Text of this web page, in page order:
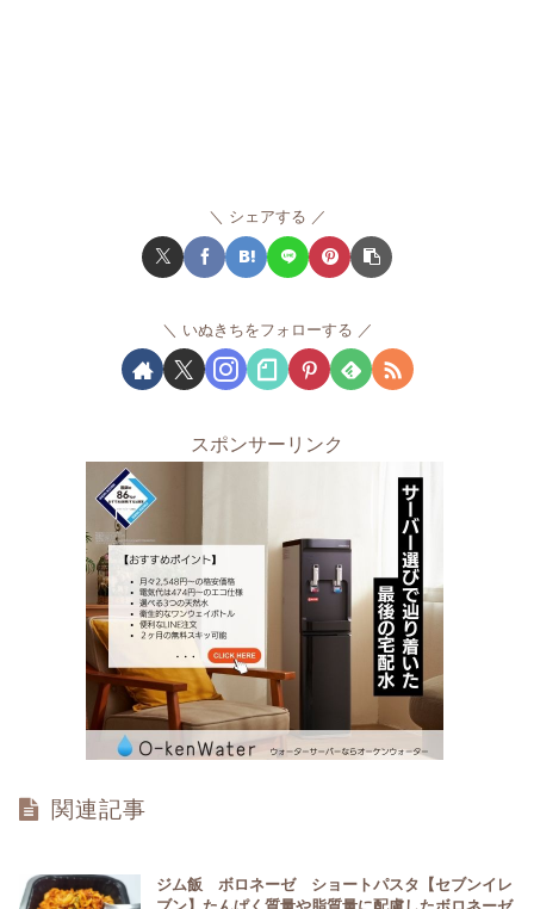
シェアする
いぬきちをフォローする
スポンサーリンク
関連記事
ジム飯 ボロネーゼ ショートパスタ【セブンイレ